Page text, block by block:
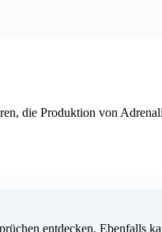
die Produktion von
entdecken. Ebenfalls